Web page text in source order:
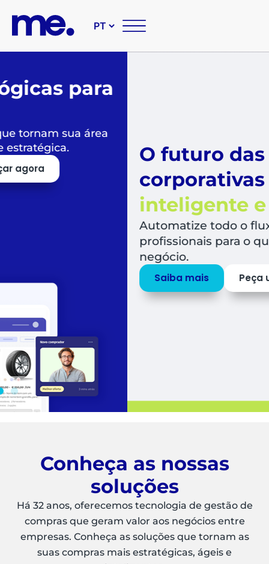
O futuro das suas
corporativas ésimples,
inteligente e sustentável
Automatize todo o fluxo de compras,
profissionais para o que mais agrega valor
Peça umaDEMO
Conheça as nossas
soluções
Há 32 anos, oferecemos tecnologia de gestão de
compras que geram valor aos negócios entre
empresas. Conheça as soluções que tornam as
suas compras mais estratégicas, ágeis e